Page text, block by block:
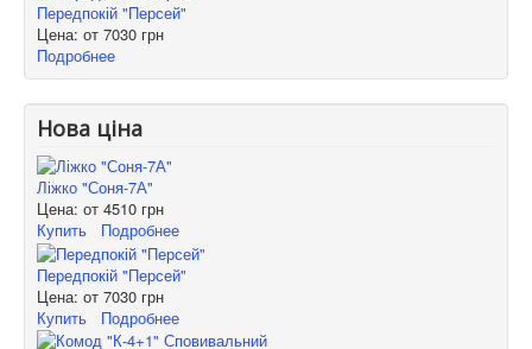
Передпокій "Персей"
Цена: от 7030 грн
Подробнее
Нова ціна
Ліжко "Соня-7А"
Цена: от 4510 грн
Купить
Подробнее
Передпокій "Персей"
Цена: от 7030 грн
Купить
Подробнее